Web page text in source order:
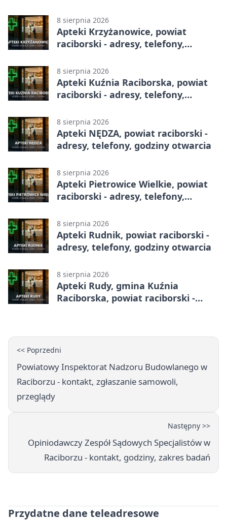
8 sierpnia 2026
Apteki Krzyżanowice, powiat
raciborski - adresy, telefony,
8 sierpnia 2026
Apteki Kuźnia Raciborska, powiat
raciborski - adresy, telefony,
8 sierpnia 2026
Apteki NĘDZA, powiat raciborski -
adresy, telefony, godziny otwarcia
8 sierpnia 2026
Apteki Pietrowice Wielkie, powiat
raciborski - adresy, telefony,
8 sierpnia 2026
Apteki Rudnik, powiat raciborski -
adresy, telefony, godziny otwarcia
8 sierpnia 2026
Apteki Rudy, gmina Kuźnia
Raciborska, powiat raciborski -
<< Poprzedni
Powiatowy Inspektorat Nadzoru Budowlanego w
Raciborzu - kontakt, zgłaszanie samowoli,
przeglądy
Następny >>
Opiniodawczy Zespół Sądowych Specjalistów w
Raciborzu - kontakt, godziny, zakres badań
Przydatne dane teleadresowe